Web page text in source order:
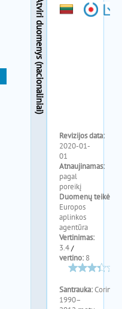
teminės sritys
aktualijos
metodinė informacija